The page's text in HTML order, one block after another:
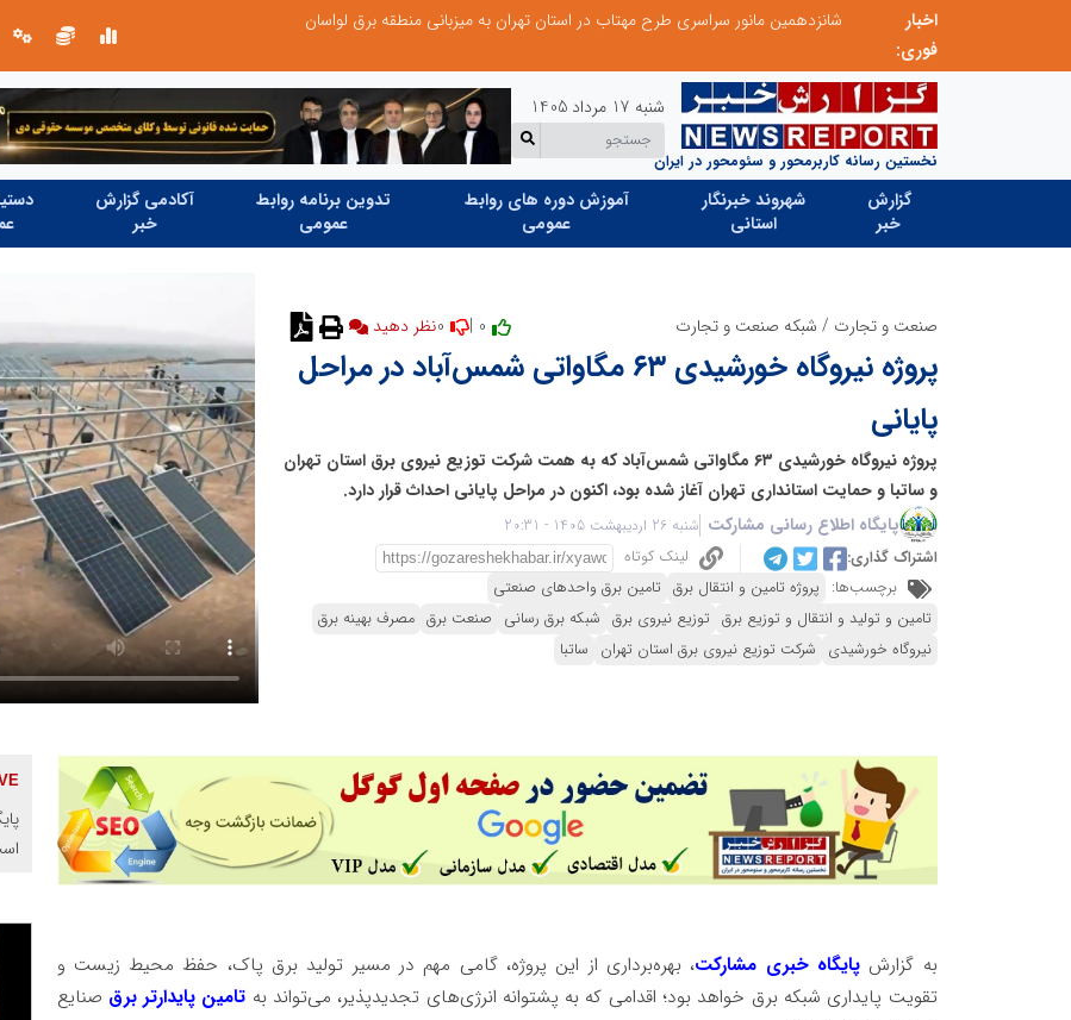
اخبار
فوری:
منطقه برق لواسان جمع‌آوری 183 برق غیرمجاز در شانزدهمین مانور سراسری طرح مهتاب در استان تهران
نخستین رسانه کاربرمحور و سئومحور در ایران
شنبه 17 مرداد 1405
گزارش
خبر
شهروند خبرنگار
استانی
آموزش دوره های روابط
عمومی
تدوین برنامه روابط
عمومی
آکادمی گزارش
خبر
صنعت و تجارت / شبکه صنعت و تجارت نظر دهید
پروژه نیروگاه خورشیدی ۶۳ مگاواتی شمس‌آباد در مراحل
پایانی
پروژه نیروگاه خورشیدی ۶۳ مگاواتی شمس‌آباد که به همت شرکت توزیع نیروی برق استان تهران
و ساتبا و حمایت استانداری تهران آغاز شده بود، اکنون در مراحل پایانی احداث قرار دارد.
پایگاه اطلاع رسانی مشارکت شنبه 26 اردیبهشت 1405 - 20:31
اشتراک گذاری:
لینک کوتاه
برچسب‌ها: پروژه تامین و انتقال برق تامین برق واحدهای صنعتی
تامین و تولید و انتقال و توزیع برق توزیع نیروی برق شبکه برق رسانی صنعت برق مصرف بهینه برق
نیروگاه خورشیدی شرکت توزیع نیروی برق استان تهران ساتبا
به گزارش پایگاه خبری مشارکت، بهره‌برداری از این پروژه، گامی مهم در مسیر تولید برق پاک، حفظ محیط زیست و
تقویت پایداری شبکه برق خواهد بود؛ اقدامی که به پشتوانه انرژی‌های تجدیدپذیر، می‌تواند به تامین پایدارتر برق صنایع